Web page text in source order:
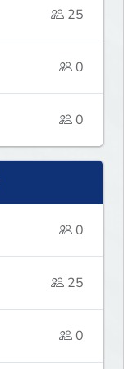
25
0
0
0
25
0